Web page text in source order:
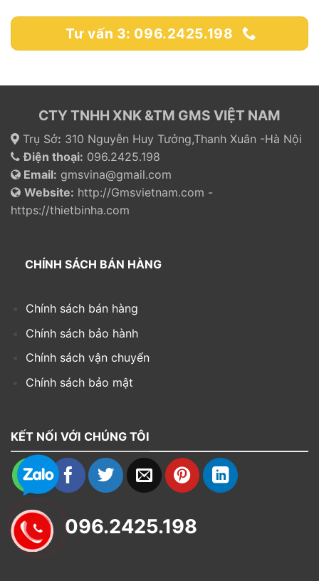
Tư vấn 3: 096.2425.198
CTY TNHH XNK &TM GMS VIỆT NAM
Trụ Sở: 310 Nguyễn Huy Tưởng,Thanh Xuân -Hà Nội
Điện thoại: 096.2425.198
Email: gmsvina@gmail.com
Website: http://Gmsvietnam.com -
https://thietbinha.com
CHÍNH SÁCH BÁN HÀNG
Chính sách bán hàng
Chính sách bảo hành
Chính sách vận chuyển
Chính sách bảo mật
KẾT NỐI VỚI CHÚNG TÔI
096.2425.198